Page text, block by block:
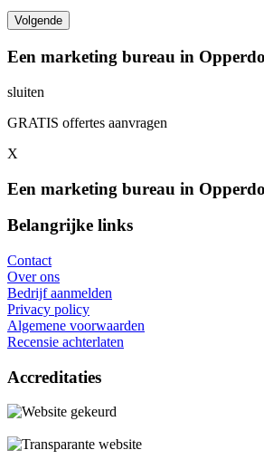
Een marketing bureau in
sluiten
GRATIS offertes aanvragen
X
Een marketing bureau in
Belangrijke links
Contact
Over ons
Bedrijf aanmelden
Privacy policy
Algemene voorwaarden
Recensie achterlaten
Accreditaties